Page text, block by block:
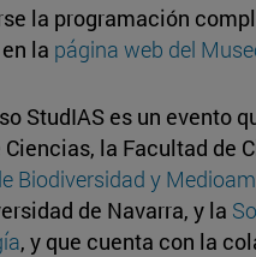
la programación
la página web del
StudIAS es un evento
Ciencias, la Facultad de
Biodiversidad y
de Navarra, y la
, y que cuenta con la